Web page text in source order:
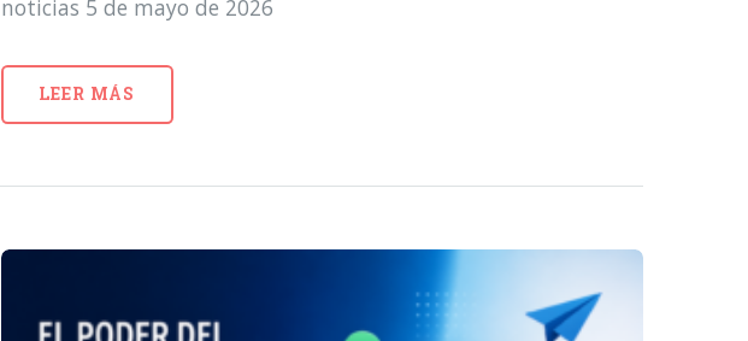
noticias 5 de mayo de 2026
LEER MÁS